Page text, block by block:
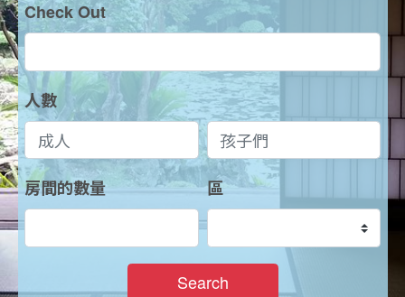
Check Out
人數
房間的數量 區
Search